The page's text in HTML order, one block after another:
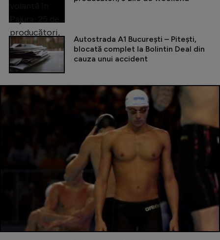
Autostrada A1 București – Pitești,
blocată complet la Bolintin Deal din
cauza unui accident